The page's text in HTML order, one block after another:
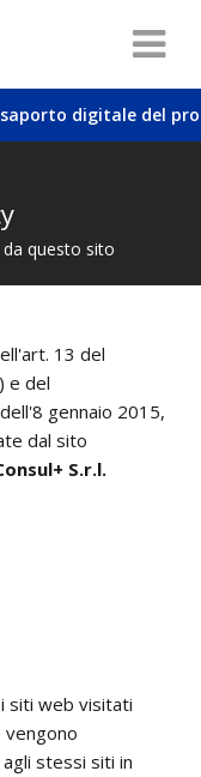
digitale del
questo sito
13 del
) e del
gennaio 2015,
dal sito
S.r.l.
siti web visitati
vengono
stessi siti in